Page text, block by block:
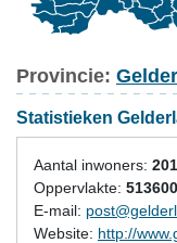
Provincie:
Statistieken
Aantal inwoners:
Oppervlakte: 513600
E-mail:
Website: http://